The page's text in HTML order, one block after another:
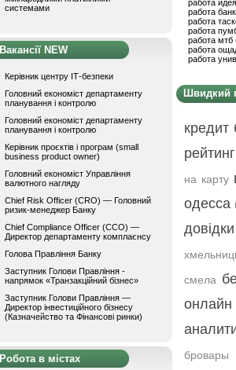
системами
Вакансії NEW
Керівник центру ІТ-безпеки
Головний економіст департаменту
планування і контролю
Головний економіст департаменту
планування і контролю
Керівник проєктів і програм (small
business product owner)
Головний економіст Управління
валютного нагляду
Chief Risk Officer (CRO) — Головний
ризик-менеджер Банку
Chief Compliance Officer (CCO) —
Директор департаменту комплаєнсу
Голова Правління Банку
Заступник Голови Правління -
напрямок «Транзакційний бізнес»
Заступник Голови Правління —
Директор інвестиційного бізнесу
(Казначейство та Фінансові ринки)
Робота в містах
работа
работа
работа
работа
работа мтб
работа
работа
Швидкий
кредит
на карту
одесса
смела
онлайн
бровары